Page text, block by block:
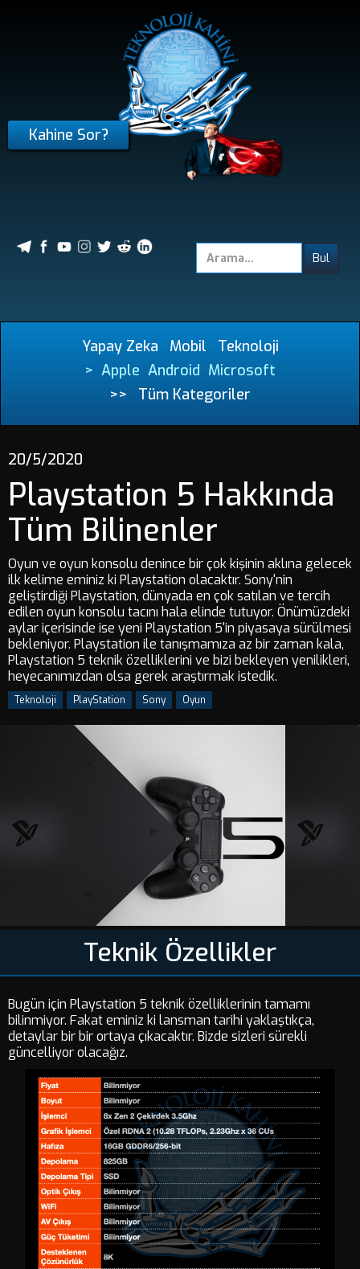
Kahine Sor?
Yapay Zeka Mobil
Teknoloji
> Apple Android Microsoft
>>
Tüm Kategoriler
20/5/2020
Playstation 5 Hakkında
Tüm Bilinenler
Oyun ve oyun konsolu denince bir çok kişinin aklına gelecek
ilk kelime eminiz ki Playstation olacaktır. Sony'nin
geliştirdiği Playstation, dünyada en çok satılan ve tercih
edilen oyun konsolu tacını hala elinde tutuyor. Önümüzdeki
aylar içerisinde ise yeni Playstation 5'in piyasaya sürülmesi
bekleniyor. Playstation ile tanışmamıza az bir zaman kala,
Playstation 5 teknik özelliklerini ve bizi bekleyen yenilikleri,
heyecanımızdan olsa gerek araştırmak istedik.
Teknoloji PlayStation Sony Oyun
Teknik Özellikler
Bugün için Playstation 5 teknik özelliklerinin tamamı
bilinmiyor. Fakat eminiz ki lansman tarihi yaklaştıkça,
detaylar bir bir ortaya çıkacaktır. Bizde sizleri sürekli
güncelliyor olacağız.